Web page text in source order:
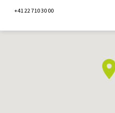
+41 22 710 30 00